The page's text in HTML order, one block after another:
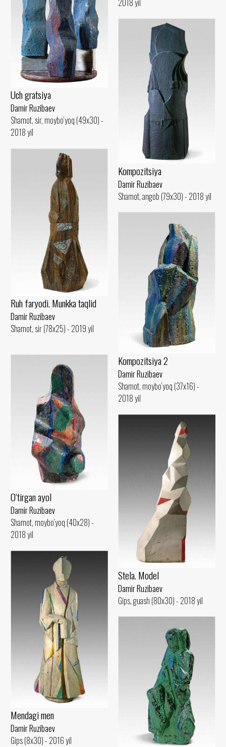
2018 yil
Uch gratsiya
Damir Ruzibaev
Shamot, sir, moybo‘yoq (49x30) -
2018 yil
Kompozitsiya
Damir Ruzibaev
Shamot, angob (79x30) - 2018 yil
Ruh faryodi. Munkka taqlid
Damir Ruzibaev
Shamot, sir (78x25) - 2019 yil
Kompozitsiya 2
Damir Ruzibaev
Shamot, moybo‘yoq (37x16) -
2018 yil
O‘tirgan ayol
Damir Ruzibaev
Shamot, moybo‘yoq (40x28) -
2018 yil
Stela. Model
Damir Ruzibaev
Gips, guash (80x30) - 2018 yil
Mendagi men
Damir Ruzibaev
Gips (8x30) - 2016 yil